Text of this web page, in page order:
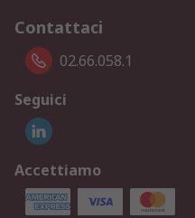
Contattaci
02.66.058.1
Seguici
Accettiamo